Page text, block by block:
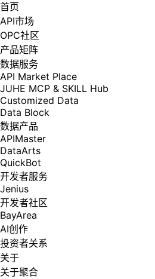
首页
API市场
OPC社区
产品矩阵
数据服务
API Market Place
JUHE MCP & SKILL Hub
Customized Data
Data Block
数据产品
APIMaster
DataArts
QuickBot
开发者服务
Jenius
开发者社区
BayArea
AI创作
投资者关系
关于
关于聚合